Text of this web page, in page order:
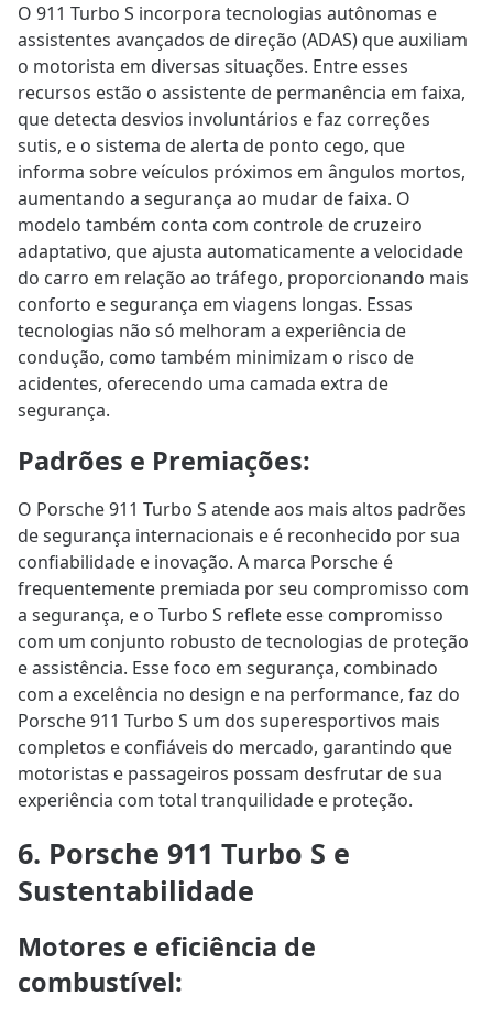
O 911 Turbo S incorpora tecnologias autônomas e
assistentes avançados de direção (ADAS) que auxiliam
o motorista em diversas situações. Entre esses
recursos estão o assistente de permanência em faixa,
que detecta desvios involuntários e faz correções
sutis, e o sistema de alerta de ponto cego, que
informa sobre veículos próximos em ângulos mortos,
aumentando a segurança ao mudar de faixa. O
modelo também conta com controle de cruzeiro
adaptativo, que ajusta automaticamente a velocidade
do carro em relação ao tráfego, proporcionando mais
conforto e segurança em viagens longas. Essas
tecnologias não só melhoram a experiência de
condução, como também minimizam o risco de
acidentes, oferecendo uma camada extra de
segurança.
Padrões e Premiações:
O Porsche 911 Turbo S atende aos mais altos padrões
de segurança internacionais e é reconhecido por sua
confiabilidade e inovação. A marca Porsche é
frequentemente premiada por seu compromisso com
a segurança, e o Turbo S reflete esse compromisso
com um conjunto robusto de tecnologias de proteção
e assistência. Esse foco em segurança, combinado
com a excelência no design e na performance, faz do
Porsche 911 Turbo S um dos superesportivos mais
completos e confiáveis do mercado, garantindo que
motoristas e passageiros possam desfrutar de sua
experiência com total tranquilidade e proteção.
6. Porsche 911 Turbo S e
Sustentabilidade
Motores e eficiência de
combustível: